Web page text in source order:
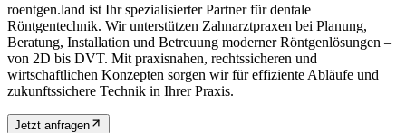
roentgen.land ist Ihr spezialisierter Partner für dentale
Röntgentechnik. Wir unterstützen Zahnarztpraxen bei Planung,
Beratung, Installation und Betreuung moderner Röntgenlösungen –
von 2D bis DVT. Mit praxisnahen, rechtssicheren und
wirtschaftlichen Konzepten sorgen wir für effiziente Abläufe und
zukunftssichere Technik in Ihrer Praxis.
Jetzt anfragen